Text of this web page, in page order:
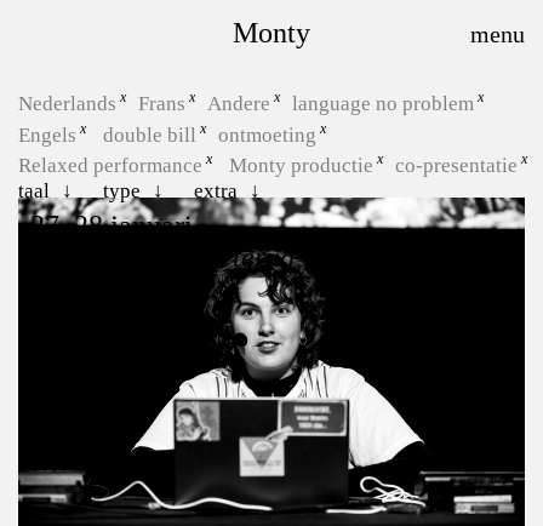
Monty
Nederlands Frans Andere
language no problem
Engels
double bill
ontmoeting
Relaxed performance
Monty productie
co-presentatie
taal
type extra
27, 28 januari
Hoe zeg je “kom terug”?